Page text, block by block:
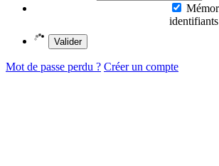
identifiants
Valider
Mot de passe perdu ? Créer un compte